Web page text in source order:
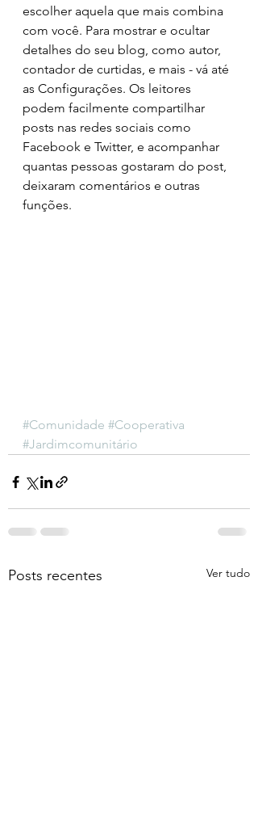
escolher aquela que mais combina
com você. Para mostrar e ocultar
detalhes do seu blog, como autor,
contador de curtidas, e mais - vá até
as Configurações. Os leitores
podem facilmente compartilhar
posts nas redes sociais como
Facebook e Twitter, e acompanhar
quantas pessoas gostaram do post,
deixaram comentários e outras
funções.
#Comunidade #Cooperativa
#Jardimcomunitário
Posts recentes Ver tudo